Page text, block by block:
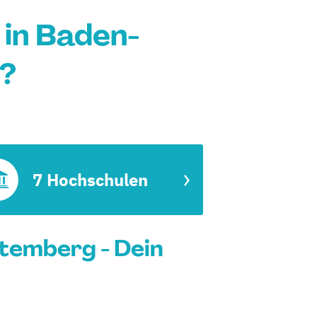
Baden-
7 Hochschulen
- Dein